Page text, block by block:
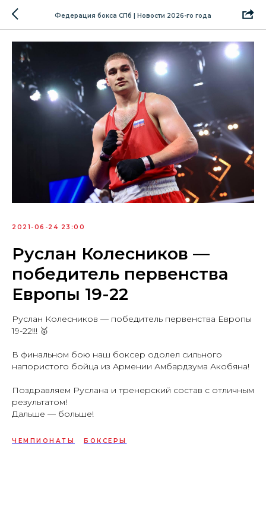
Федерация бокса СПб | Новости 2026-го года
2021-06-24 23:00
Руслан Колесников —
победитель первенства
Европы 19-22
Руслан Колесников — победитель первенства Европы
19-22!!! 🥇
В финальном бою наш боксер одолел сильного
напористого бойца из Армении Амбардзума Акобяна!
Поздравляем Руслана и тренерский состав с отличным
результатом!
Дальше — больше!
ЧЕМПИОНАТЫ БОКСЕРЫ